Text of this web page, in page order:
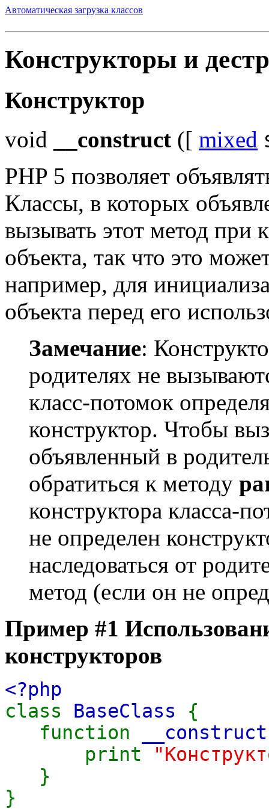
Автоматическая загрузка классов
Конструкторы и
Конструктор
void __construct ([ mixed
PHP 5 позволяет
Классы, в которых
вызывать этот метод при
объекта, так что это
например, для
объекта перед его
Замечание:
родителях не
класс-потомок
конструктор. Чтобы
объявленный в
обратиться к методу
конструктора класса-
не определен
наследоваться от
метод (если он не
Пример #1
конструкторов
<?php
class BaseClass {
function
__construct
print
}
}